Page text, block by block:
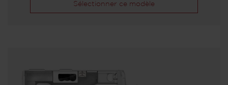
Sélectionner ce modèle